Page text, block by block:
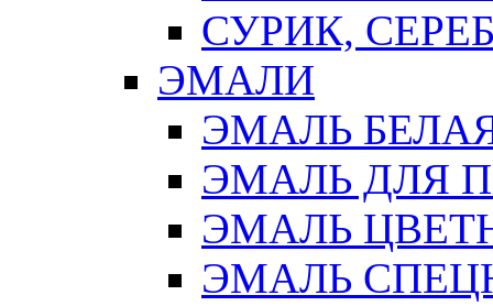
СУРИК,
ЭМАЛИ
ЭМАЛЬ
ЭМАЛЬ ДЛЯ
ЭМАЛЬ
ЭМАЛЬ